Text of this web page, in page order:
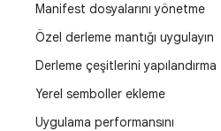
Manifest dosyalarını yönetme
Özel derleme mantığı uygulayın
Derleme çeşitlerini yapılandırma
Yerel semboller ekleme
Uygulama performansını